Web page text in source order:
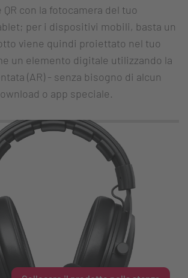
QR con la fotocamera del tuo
per i dispositivi mobili, basta un
viene quindi proiettato nel tuo
un elemento digitale utilizzando la
(AR) - senza bisogno di alcun
o app speciale.